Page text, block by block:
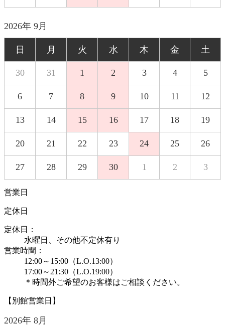
2026年 9月
日 月 火 水 木 金 土
30 31 1 2 3 4 5
6 7 8 9 10 11 12
13 14 15 16 17 18 19
20 21 22 23 24 25 26
27 28 29 30 1 2 3
営業日
定休日
定休日：
水曜日、その他不定休有り
営業時間：
12:00～15:00（L.O.13:00）
17:00～21:30（L.O.19:00）
＊時間外ご希望のお客様はご相談ください。
【別館営業日】
2026年 8月